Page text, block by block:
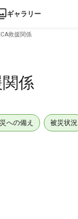
ギャラリー
救援関係
係
への備え 被災状況